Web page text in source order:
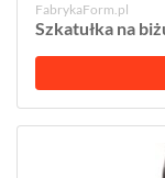
FabrykaForm.pl
Szkatułka na